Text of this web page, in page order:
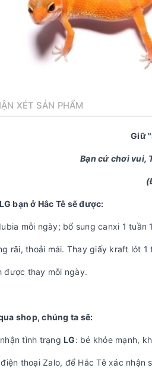
XÉT SẢN PHẨM
Giữ
Bạn cứ chơi vui,
bạn ở Hắc Tê sẽ được:
mỗi ngày; bổ sung canxi 1
rãi, thoải mái. Thay giấy kraft lót 1
được thay mỗi ngày.
shop, chúng ta sẽ:
tình trạng LG: bé khỏe mạnh,
thoại Zalo, để Hắc Tê xác